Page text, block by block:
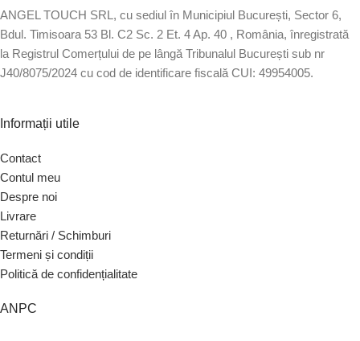
ANGEL TOUCH SRL, cu sediul în Municipiul București, Sector 6,
Bdul. Timisoara 53 Bl. C2 Sc. 2 Et. 4 Ap. 40 , România, înregistrată
la Registrul Comerțului de pe lângă Tribunalul București sub nr
J40/8075/2024 cu cod de identificare fiscală CUI: 49954005.
Informații utile
Contact
Contul meu
Despre noi
Livrare
Returnări / Schimburi
Termeni și condiții
Politică de confidențialitate
ANPC